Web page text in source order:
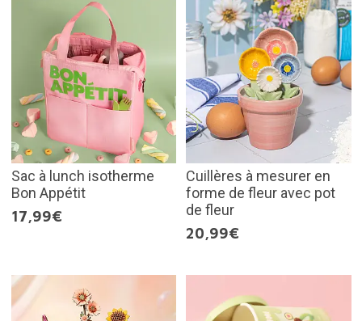
Sac à lunch isotherme
Bon Appétit
17,99€
Cuillères à mesurer en
forme de fleur avec pot
de fleur
20,99€